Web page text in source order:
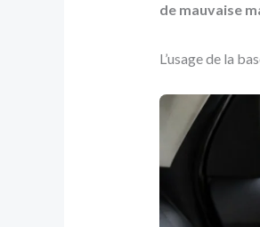
de mauvaise
L’usage de la